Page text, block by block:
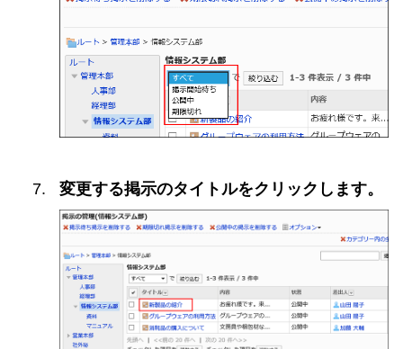
変更する掲示のタイトルをクリックします。